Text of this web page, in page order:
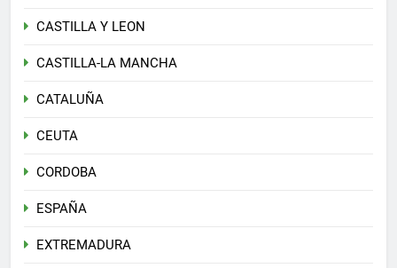
CASTILLA Y LEON
CASTILLA-LA MANCHA
CATALUÑA
CEUTA
CORDOBA
ESPAÑA
EXTREMADURA